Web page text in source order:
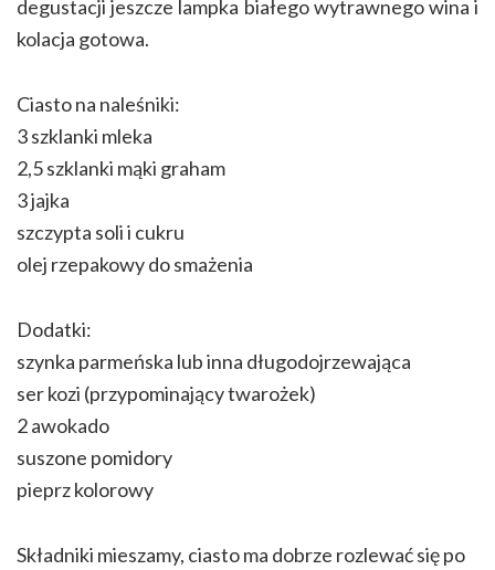
degustacji jeszcze lampka białego wytrawnego wina i
kolacja gotowa.
Ciasto na naleśniki:
3 szklanki mleka
2,5 szklanki mąki graham
3 jajka
szczypta soli i cukru
olej rzepakowy do smażenia
Dodatki:
szynka parmeńska lub inna długodojrzewająca
ser kozi (przypominający twarożek)
2 awokado
suszone pomidory
pieprz kolorowy
Składniki mieszamy, ciasto ma dobrze rozlewać się po